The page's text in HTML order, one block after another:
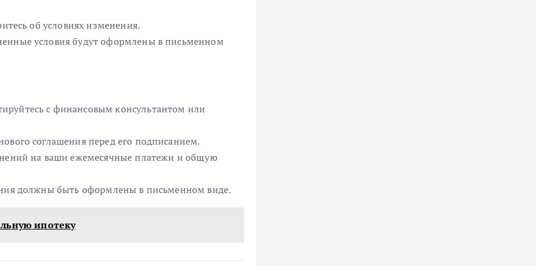
об условиях изменения.
условия будут оформлены в письменном
с финансовым консультантом или
соглашения перед его подписанием.
на ваши ежемесячные платежи и общую
должны быть оформлены в письменном виде.
ипотеку